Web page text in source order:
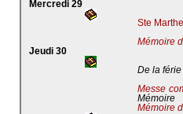
Mercredi 29
Ste
Mémoire
Jeudi 30
De la férie
Messe
Mémoire
Mémoire